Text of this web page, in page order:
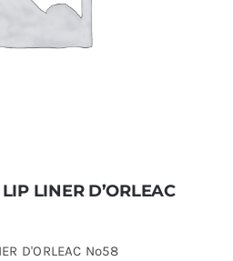
LINER D’ORLEAC
D'ORLEAC Nº58